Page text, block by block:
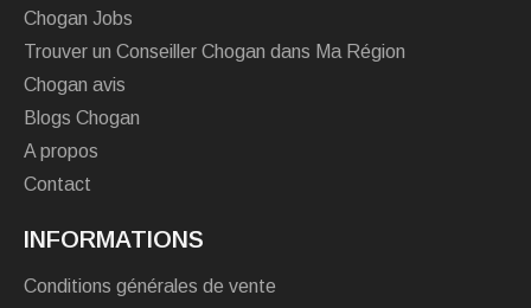
Chogan Jobs
Trouver un Conseiller Chogan dans Ma Région
Chogan avis
Blogs Chogan
A propos
Contact
INFORMATIONS
Conditions générales de vente